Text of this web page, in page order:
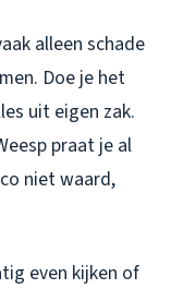
alleen schade
Doe je het
uit eigen zak.
praat je al
niet waard,
even kijken of